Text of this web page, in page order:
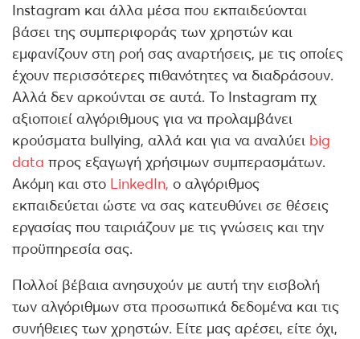
Instagram και άλλα μέσα που εκπαιδεύονται
βάσει της συμπεριφοράς των χρηστών και
εμφανίζουν στη ροή σας αναρτήσεις, με τις οποίες
έχουν περισσότερες πιθανότητες να διαδράσουν.
Αλλά δεν αρκούνται σε αυτά. Το Instagram πχ
αξιοποιεί αλγόριθμους για να προλαμβάνει
κρούσματα bullying, αλλά και για να αναλύει big
data προς εξαγωγή χρήσιμων συμπερασμάτων.
Ακόμη και στο LinkedIn, ο αλγόριθμος
εκπαιδεύεται ώστε να σας κατευθύνει σε θέσεις
εργασίας που ταιριάζουν με τις γνώσεις και την
προϋπηρεσία σας.
Πολλοί βέβαια ανησυχούν με αυτή την εισβολή
των αλγόριθμων στα προσωπικά δεδομένα και τις
συνήθειες των χρηστών. Είτε μας αρέσει, είτε όχι,